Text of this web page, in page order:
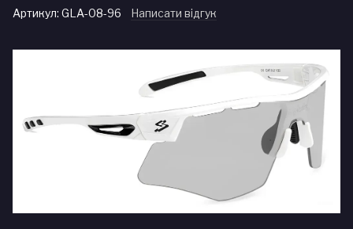
Артикул: GLA-08-96 Написати відгук